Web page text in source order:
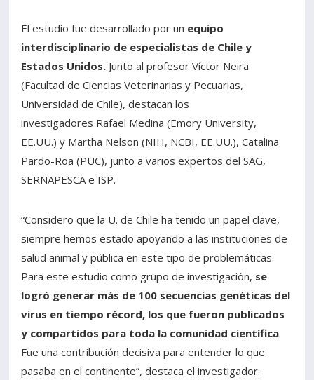
El estudio fue desarrollado por un equipo
interdisciplinario de especialistas de Chile y
Estados Unidos. Junto al profesor Víctor Neira
(Facultad de Ciencias Veterinarias y Pecuarias,
Universidad de Chile), destacan los
investigadores Rafael Medina (Emory University,
EE.UU.) y Martha Nelson (NIH, NCBI, EE.UU.), Catalina
Pardo-Roa (PUC), junto a varios expertos del SAG,
SERNAPESCA e ISP.
“Considero que la U. de Chile ha tenido un papel clave,
siempre hemos estado apoyando a las instituciones de
salud animal y pública en este tipo de problemáticas.
Para este estudio como grupo de investigación, se
logró generar más de 100 secuencias genéticas del
virus en tiempo récord, los que fueron publicados
y compartidos para toda la comunidad científica.
Fue una contribución decisiva para entender lo que
pasaba en el continente”, destaca el investigador.